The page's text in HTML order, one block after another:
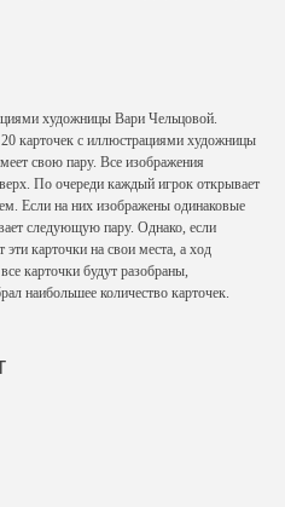
художницы Вари Чельцовой.
карточек с иллюстрациями художницы
свою пару. Все изображения
По очереди каждый игрок открывает
Если на них изображены одинаковые
следующую пару. Однако, если
карточки на свои места, а ход
карточки будут разобраны,
наибольшее количество карточек.